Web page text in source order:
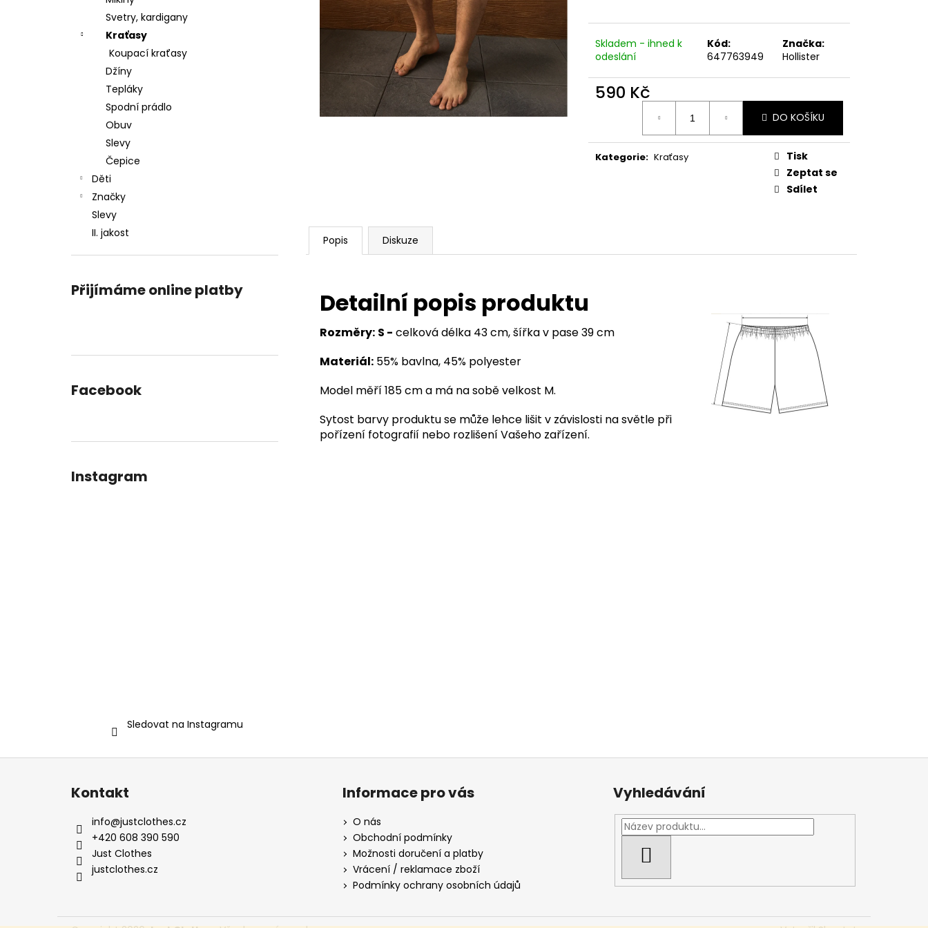
Svetry, kardigany
Kraťasy
Koupací kraťasy
Džíny
Tepláky
Spodní prádlo
Obuv
Slevy
Čepice
Děti
Značky
Slevy
II. jakost
Přijímáme online platby
Facebook
Instagram
Sledovat na Instagramu
Skladem - ihned k
odeslání
Kód:
647763949
Značka:
Hollister
590 Kč
DO KOŠÍKU
Kategorie: Kraťasy
Tisk
Zeptat se
Sdílet
Popis Diskuze
Detailní popis produktu
Rozměry: S - celková délka 43 cm, šířka v pase 39 cm
Materiál: 55% bavlna, 45% polyester
Model měří 185 cm a má na sobě velkost M.
Sytost barvy produktu se může lehce lišit v závislosti na světle při
pořízení fotografií nebo rozlišení Vašeho zařízení.
Z
Kontakt
info@justclothes.cz
+420 608 390 590
Just Clothes
justclothes.cz
Informace pro vás
O nás
Obchodní podmínky
Možnosti doručení a platby
Vrácení / reklamace zboží
Podmínky ochrany osobních údajů
Vyhledávání